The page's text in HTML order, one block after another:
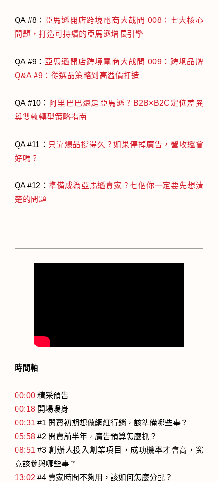
QA #8： 亞馬遜開店跨境電商大哉問 008：七大核心
問題，打造可持續的亞馬遜增長引擎
QA #9： 亞馬遜開店跨境電商大哉問 009：跨境品牌
Q&A #9：從選品策略到高溢價打造
QA #10： 阿里巴巴還是亞馬遜？B2B×B2C定位差異
與雙軌轉型策略指南
QA #11： 只靠爆品撐得久？如果停掉廣告，營收還會
好嗎？
QA #12： 準備成為亞馬遜賣家？七個你一定要先想清
楚的問題
時間軸
00:00 精采預告
00:18 開場暖身
00:31 #1 開賣初期想做網紅行銷，該準備哪些事？
05:58 #2 開賣前半年，廣告預算怎麼抓？
08:51 #3 創辦人投入創業項目，成功機率才會高，究
竟該參與哪些事？
13:02 #4 賣家時間不夠用，該如何怎麼分配？